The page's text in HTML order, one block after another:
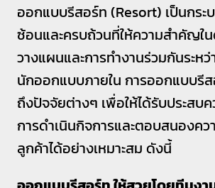
ออกแบบรีสอร์ท (Resort) เป็นกระ
ซ้อนและครบถ้วนที่ให้ความสำคัญใ
วางแผนและการทำงานร่วมกันระห
นักออกแบบภายใน การออกแบบรี
ถึงปัจจัยต่างๆ เพื่อให้ได้รับประสบค
การดำเนินกิจการและตอบสนองค
ลูกค้าได้อย่างเหมาะสม ดังนี้